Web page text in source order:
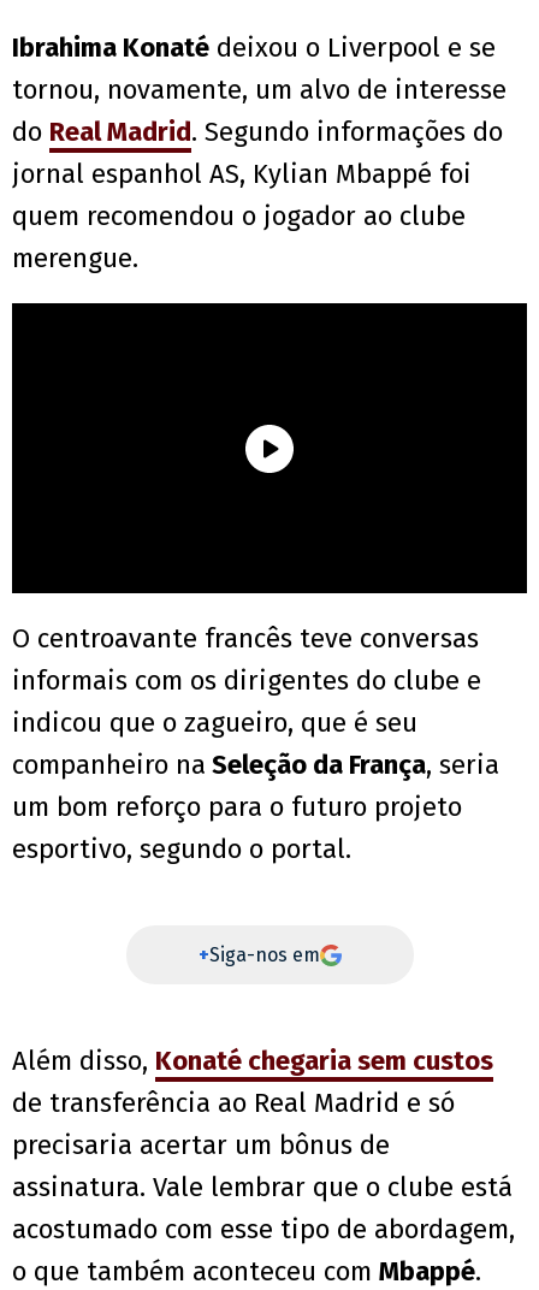
Ibrahima Konaté deixou o Liverpool e se
tornou, novamente, um alvo de interesse
do Real Madrid. Segundo informações do
jornal espanhol AS, Kylian Mbappé foi
quem recomendou o jogador ao clube
merengue.
O centroavante francês teve conversas
informais com os dirigentes do clube e
indicou que o zagueiro, que é seu
companheiro na Seleção da França, seria
um bom reforço para o futuro projeto
esportivo, segundo o portal.
+Siga-nos em
Além disso, Konaté chegaria sem custos
de transferência ao Real Madrid e só
precisaria acertar um bônus de
assinatura. Vale lembrar que o clube está
acostumado com esse tipo de abordagem,
o que também aconteceu com Mbappé.